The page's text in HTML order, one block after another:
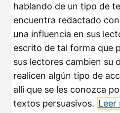
hablando de un tipo de
encuentra redactado
una influencia en sus
escrito de tal forma que
sus lectores cambien su
realicen algún tipo de
allí que se les conozca
textos persuasivos. Leer